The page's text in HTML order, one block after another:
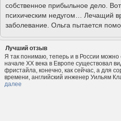
собственное прибыльное дело.
психическим недугом… Лечащий
заболевание. Ольга пытается
Лучший отзыв
Я так понимаю, теперь и в России
начале ХХ века в Европе существовал
фристайла, конечно, как сейчас, а для
времени, английский инженер Уильям
далее